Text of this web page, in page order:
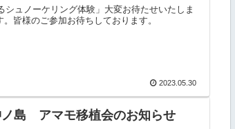
ュノーケリング体験」大変お待たせいたしま
皆様のご参加お待ちしております。
2023.05.30
島 アマモ移植会のお知らせ